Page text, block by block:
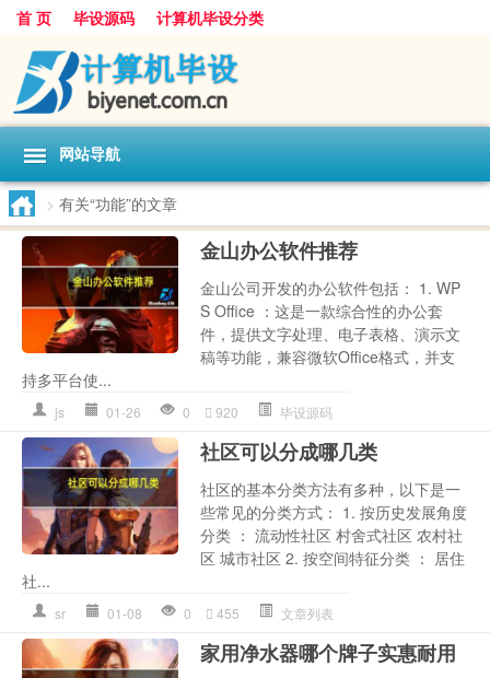
首 页 毕设源码 计算机毕设分类
网站导航
> 有关“功能”的文章
金山办公软件推荐
金山公司开发的办公软件包括： 1. WP
S Office ：这是一款综合性的办公套
件，提供文字处理、电子表格、演示文
稿等功能，兼容微软Office格式，并支
持多平台使...
js 01-26 0 920 毕设源码
社区可以分成哪几类
社区的基本分类方法有多种，以下是一
些常见的分类方式： 1. 按历史发展角度
分类 ： 流动性社区 村舍式社区 农村社
区 城市社区 2. 按空间特征分类 ： 居住
社...
sr 01-08 0 455 文章列表
家用净水器哪个牌子实惠耐用